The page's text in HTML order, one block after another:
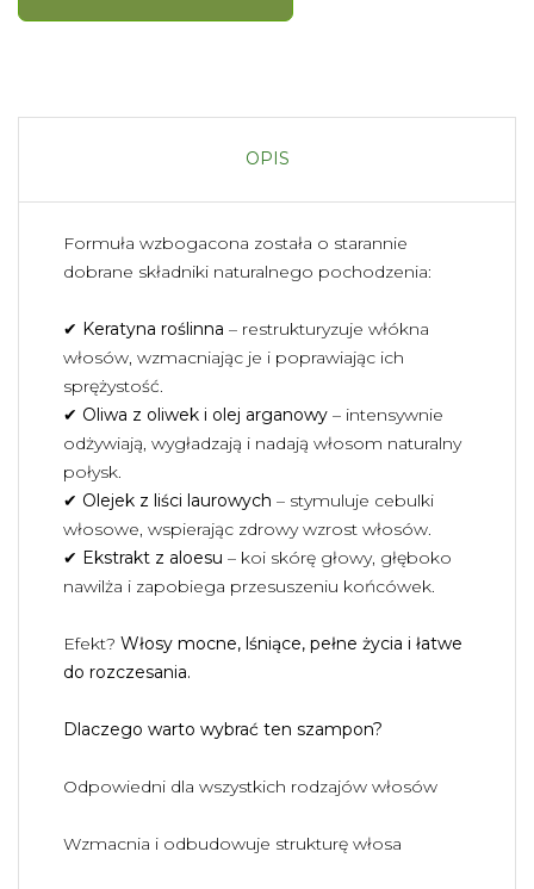
OPIS
Formuła wzbogacona została o starannie
dobrane składniki naturalnego pochodzenia:
✔ Keratyna roślinna – restrukturyzuje włókna
włosów, wzmacniając je i poprawiając ich
sprężystość.
✔ Oliwa z oliwek i olej arganowy – intensywnie
odżywiają, wygładzają i nadają włosom naturalny
połysk.
✔ Olejek z liści laurowych – stymuluje cebulki
włosowe, wspierając zdrowy wzrost włosów.
✔ Ekstrakt z aloesu – koi skórę głowy, głęboko
nawilża i zapobiega przesuszeniu końcówek.
Efekt? Włosy mocne, lśniące, pełne życia i łatwe
do rozczesania.
Dlaczego warto wybrać ten szampon?
Odpowiedni dla wszystkich rodzajów włosów
Wzmacnia i odbudowuje strukturę włosa